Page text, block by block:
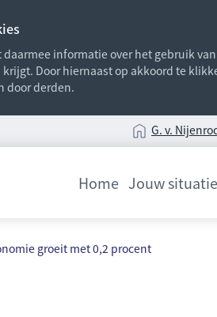
informatie over het gebruik
Door hiernaast op akkoord te
door derden.
G. v.
Home Jouw situatie
groeit met 0,2 procent